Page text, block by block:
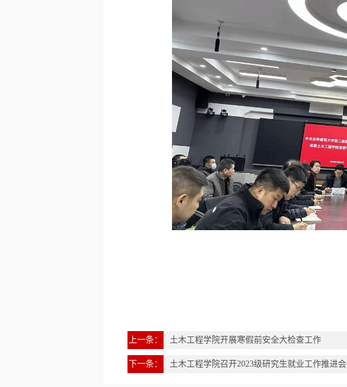
上一条： 土木工程学院开展寒假前安全大检查工作
下一条： 土木工程学院召开2023级研究生就业工作推进会